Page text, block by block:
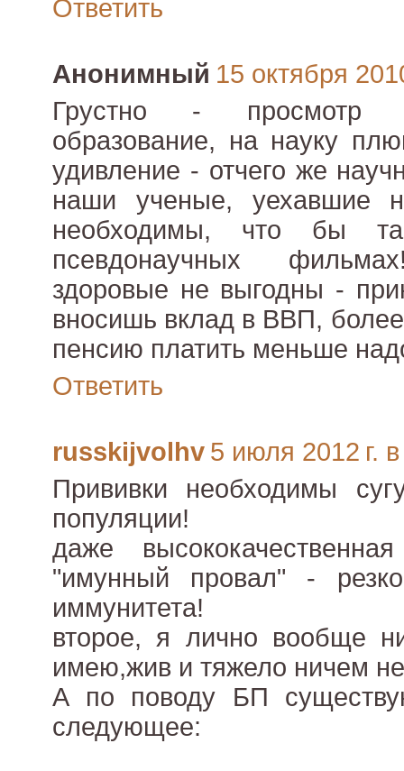
Ответить
Анонимный 15 октября
Грустно - просмотр
образование, на науку
удивление - отчего же
наши ученые, уехавшие
необходимы, что бы
псевдонаучных
здоровые не выгодны -
вносишь вклад в ВВП,
пенсию платить меньше
Ответить
russkijvolhv 5 июля 2012 г.
Прививки необходимы
популяции!
даже
"имунный провал" -
иммунитета!
второе, я лично вообще
имею,жив и тяжело ничем
А по поводу БП
следующее: